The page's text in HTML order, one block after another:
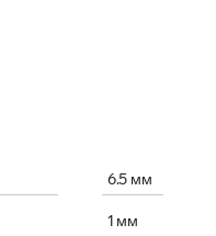
6.5 мм
1 мм